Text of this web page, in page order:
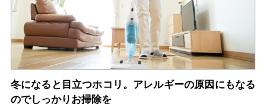
冬になると目立つホコリ。アレルギーの原因にもなる
のでしっかりお掃除を